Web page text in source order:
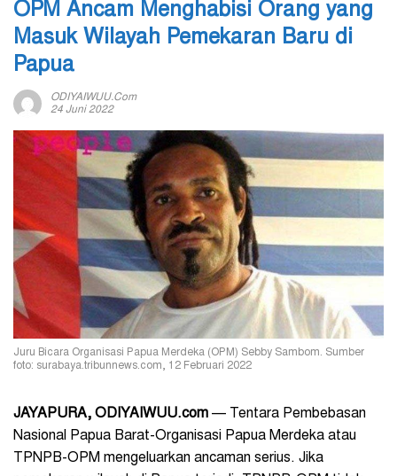
OPM Ancam Menghabisi Orang yang
Masuk Wilayah Pemekaran Baru di
Papua
ODIYAIWUU.com
24 Juni 2022
Juru Bicara Organisasi Papua Merdeka (OPM) Sebby Sambom. Sumber
foto: surabaya.tribunnews.com, 12 Februari 2022
JAYAPURA, ODIYAIWUU.com — Tentara Pembebasan
Nasional Papua Barat-Organisasi Papua Merdeka atau
TPNPB-OPM mengeluarkan ancaman serius. Jika